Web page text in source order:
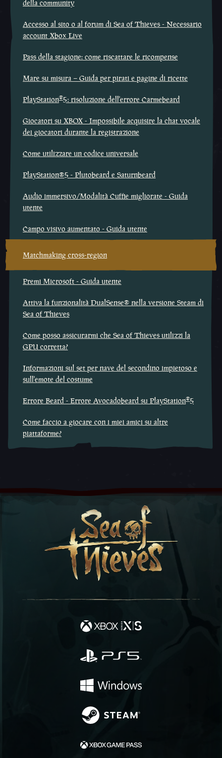
della community
Accesso al sito o al forum di Sea of Thieves - Necessario
account Xbox Live
Pass della stagione: come riscattare le ricompense
Mare su misura – Guida per pirati e pagine di ricette
PlayStation®5: risoluzione dell'errore Carmebeard
Giocatori su XBOX - Impossibile acquisire la chat vocale
dei giocatori durante la registrazione
Come utilizzare un codice universale
PlayStation®5 - Plutobeard e Saturnbeard
Audio immersivo/Modalità Cuffie migliorate - Guida
utente
Campo visivo aumentato - Guida utente
Matchmaking cross-region
Premi Microsoft - Guida utente
Attiva la funzionalità DualSense® nella versione Steam di
Sea of Thieves
Come posso assicurarmi che Sea of Thieves utilizzi la
GPU corretta?
Informazioni sul set per nave del secondino impietoso e
sull'emote del costume
Errore Beard - Errore Avocadobeard su PlayStation®5
Come faccio a giocare con i miei amici su altre
piattaforme?